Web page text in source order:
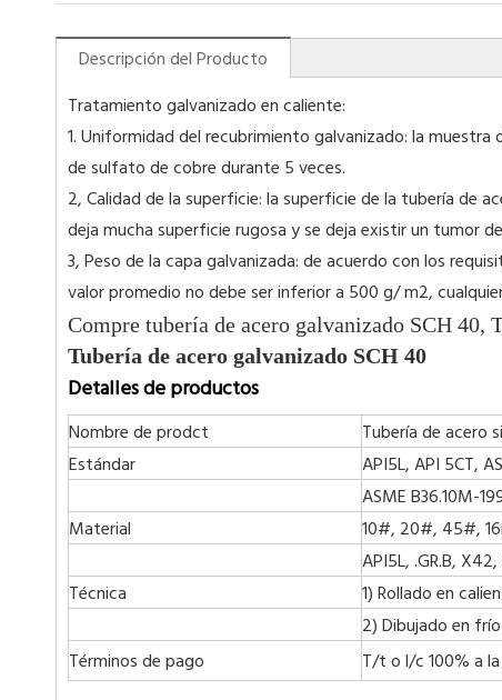
Descripción del Producto
Tratamiento galvanizado en caliente:
1. Uniformidad del recubrimiento galvanizado: la
de sulfato de cobre durante 5 veces.
2, Calidad de la superficie: la superficie de la tubería de
deja mucha superficie rugosa y se deja existir un tumor
3, Peso de la capa galvanizada: de acuerdo con los
valor promedio no debe ser inferior a 500 g/ m2,
Compre tubería de acero galvanizado SCH 40,
Tubería de acero galvanizado SCH 40
Detalles de productos
Nombre de prodct
Tubería de acero
Estándar
API5L, API 5CT,
ASME B36.10M-
Material
10#, 20#, 45#,
API5L, .GR.B,
Técnica
1) Rollado en
2) Dibujado en frío
Términos de pago
T/t o l/c 100% a